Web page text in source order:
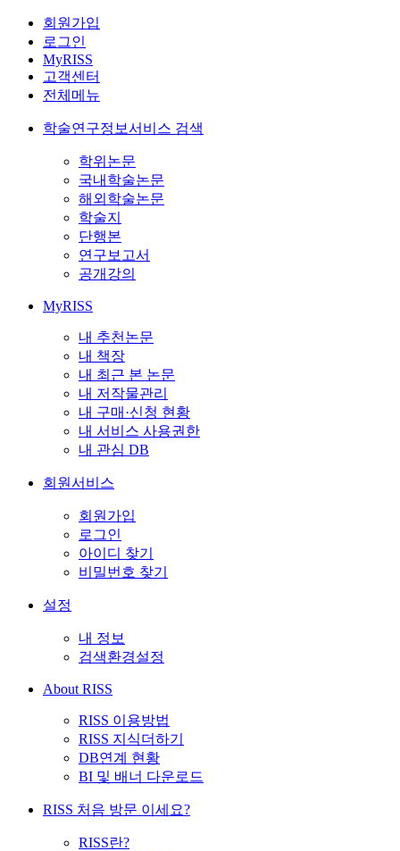
회원가입
로그인
MyRISS
고객센터
전체메뉴
학술연구정보서비스 검색
학위논문
국내학술논문
해외학술논문
학술지
단행본
연구보고서
공개강의
MyRISS
내 추천논문
내 책장
내 최근 본 논문
내 저작물관리
내 구매·신청 현황
내 서비스 사용권한
내 관심 DB
회원서비스
회원가입
로그인
아이디 찾기
비밀번호 찾기
설정
내 정보
검색환경설정
About RISS
RISS 이용방법
RISS 지식더하기
DB연계 현황
BI 및 배너 다운로드
RISS 처음 방문 이세요?
RISS란?